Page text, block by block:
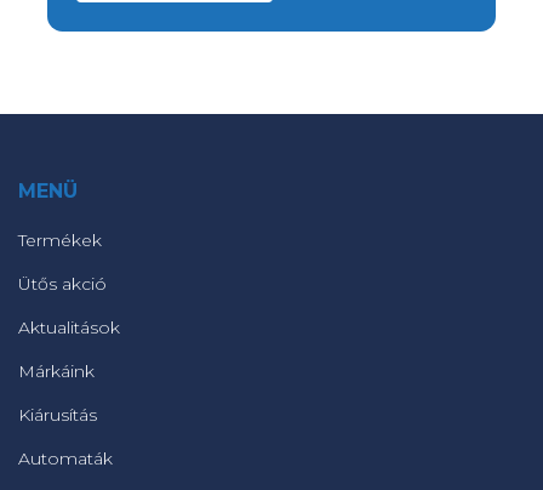
MENÜ
Termékek
Ütős akció
Aktualitások
Márkáink
Kiárusítás
Automaták